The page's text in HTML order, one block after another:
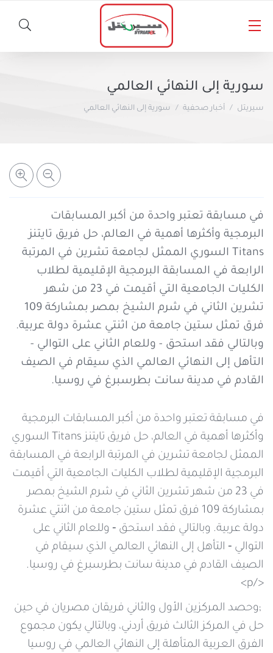
المسؤولية الاجتماعية
خطوط سيريتل
المساعدة والدعم
خدمات الأخبار والمعلومات
خدمات التعبئة والرصيد
خدمات التجوال
خدمات الخطوط
عرض المزيد
تفاصيل الخدمة
مراكز الخدمة المعتمدة
أماكن استخدام سيريتل كاش
عن سيريتل
اتصل بنا
شبكة التوزيع
الإجراءات
سورية إلى النهائي العالمي
سيريتل أخبار صحفية سورية إلى النهائي العالمي
في مسابقة تعتبر واحدة من أكبر المسابقات
البرمجية وأكثرها أهمية في العالم، حل فريق تايتنز
Titans السوري الممثل لجامعة تشرين في المرتبة
الرابعة في المسابقة البرمجية الإقليمية لطلاب
الكليات الجامعية التي أقيمت في 23 من شهر
تشرين الثاني في شرم الشيخ بمصر بمشاركة 109
فرق تمثل ستين جامعة من اثنتي عشرة دولة عربية.
وبالتالي فقد استحق - وللعام الثاني على التوالي -
التأهل إلى النهائي العالمي الذي سيقام في الصيف
القادم في مدينة سانت بطرسبرغ في روسيا.
في مسابقة تعتبر واحدة من أكبر المسابقات البرمجية
وأكثرها أهمية في العالم، حل فريق تايتنز Titans السوري
الممثل لجامعة تشرين في المرتبة الرابعة في المسابقة
البرمجية الإقليمية لطلاب الكليات الجامعية التي أقيمت
في 23 من شهر تشرين الثاني في شرم الشيخ بمصر
بمشاركة 109 فرق تمثل ستين جامعة من اثنتي عشرة
دولة عربية. وبالتالي فقد استحق ‐ وللعام الثاني على
التوالي ‐ التأهل إلى النهائي العالمي الذي سيقام في
الصيف القادم في مدينة سانت بطرسبرغ في روسيا.
</p>
;وحصد المركزين الأول والثاني فريقان مصريان في حين
حل في المركز الثالث فريق أردني، وبالتالي يكون مجموع
الفرق العربية المتأهلة إلى النهائي العالمي في روسيا